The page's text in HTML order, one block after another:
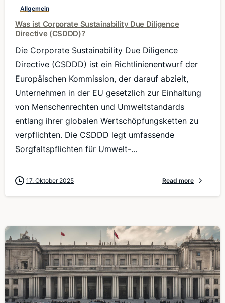
Allgemein
Was ist Corporate Sustainability Due Diligence
Directive (CSDDD)?
Die Corporate Sustainability Due Diligence
Directive (CSDDD) ist ein Richtlinienentwurf der
Europäischen Kommission, der darauf abzielt,
Unternehmen in der EU gesetzlich zur Einhaltung
von Menschenrechten und Umweltstandards
entlang ihrer globalen Wertschöpfungsketten zu
verpflichten. Die CSDDD legt umfassende
Sorgfaltspflichten für Umwelt-...
17. Oktober 2025 Read more